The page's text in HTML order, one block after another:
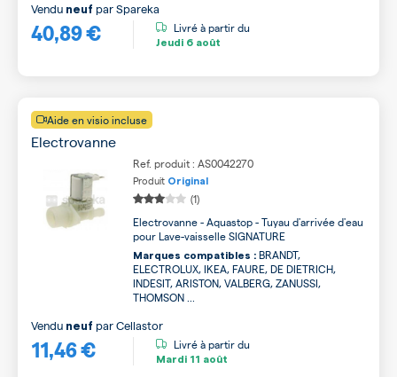
40,89 €
Vendu neuf parSpareka
Livré à partir du
Jeudi 6 août
Aide en visio incluse
Electrovanne
Ref. produit : AS0042270
Produit Original
(1)
Electrovanne - Aquastop - Tuyau d'arrivée d'eau
pour Lave-vaisselle SIGNATURE
Marques compatibles : BRANDT,
ELECTROLUX, IKEA, FAURE, DE DIETRICH,
INDESIT, ARISTON, VALBERG, ZANUSSI,
THOMSON ...
11,46 €
Vendu neuf parCellastor
Livré à partir du
Mardi 11 août